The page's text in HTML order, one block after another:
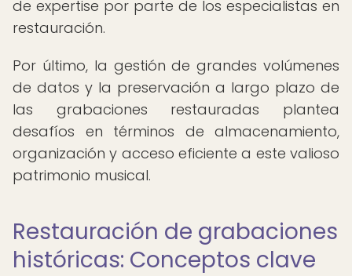
de expertise por parte de los especialistas en
restauración.
Por último, la gestión de grandes volúmenes
de datos y la preservación a largo plazo de
las grabaciones restauradas plantea
desafíos en términos de almacenamiento,
organización y acceso eficiente a este valioso
patrimonio musical.
Restauración de grabaciones
históricas: Conceptos clave